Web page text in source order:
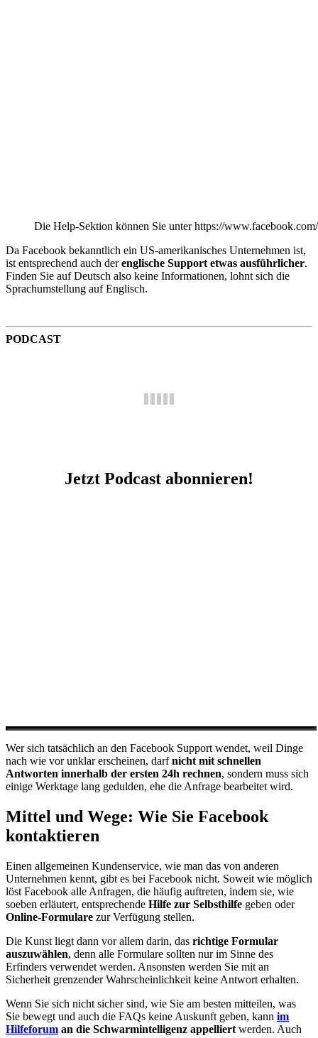
Die Help-Sektion können Sie unter https://
Da Facebook bekanntlich ein US-amerikanisches Unternehmen ist,
ist entsprechend auch derenglische Support etwas ausführlicher.
Finden Sie auf Deutsch also keine Informationen, lohnt sich die
Sprachumstellung auf Englisch.
PODCAST
Jetzt Podcast abonnieren!
Wer sich tatsächlich an den Facebook Support wendet, weil Dinge
nach wie vor unklar erscheinen, darfnicht mit schnellen
Antworten innerhalb der ersten 24h rechnen, sondern muss sich
einige Werktage lang gedulden, ehe die Anfrage bearbeitet wird.
Mittel und Wege: Wie Sie Facebook
kontaktieren
Einen allgemeinen Kundenservice, wie man das von anderen
Unternehmen kennt, gibt es bei Facebook nicht. Soweit wie möglich
löst Facebook alle Anfragen, die häufig auftreten, indem sie, wie
soeben erläutert, entsprechende Hilfe zur Selbsthilfe geben oder
Online-Formulare zur Verfügung stellen.
Die Kunst liegt dann vor allem darin, das richtige Formular
auszuwählen, denn alle Formulare sollten nur im Sinne des
Erfinders verwendet werden. Ansonsten werden Sie mit an
Sicherheit grenzender Wahrscheinlichkeit keine Antwort erhalten.
Wenn Sie sich nicht sicher sind, wie Sie am besten mitteilen, was
Sie bewegt und auch die FAQs keine Auskunft geben, kann im
Hilfeforum an die Schwarmintelligenz appelliert werden. Auch